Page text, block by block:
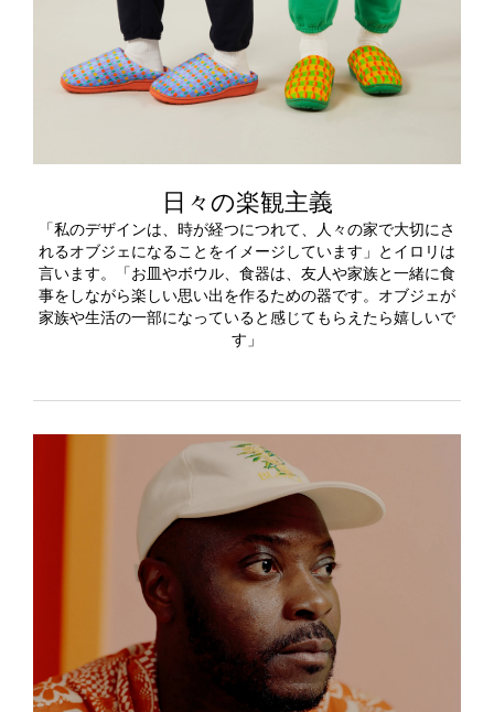
日々の楽観主義
「私のデザインは、時が経つにつれて、人々の家で大切にさ
れるオブジェになることをイメージしています」とイロリは
言います。「お皿やボウル、食器は、友人や家族と一緒に食
事をしながら楽しい思い出を作るための器です。オブジェが
家族や生活の一部になっていると感じてもらえたら嬉しいで
す」